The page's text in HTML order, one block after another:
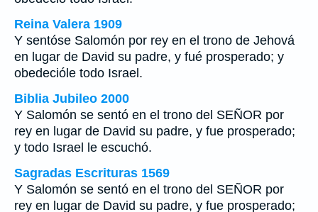
Reina Valera 1909
Y sentóse Salomón por rey en el trono de Jehová
en lugar de David su padre, y fué prosperado; y
obedecióle todo Israel.
Biblia Jubileo 2000
Y Salomón se sentó en el trono del SEÑOR por
rey en lugar de David su padre, y fue prosperado;
y todo Israel le escuchó.
Sagradas Escrituras 1569
Y Salomón se sentó en el trono del SEÑOR por
rey en lugar de David su padre, y fue prosperado;